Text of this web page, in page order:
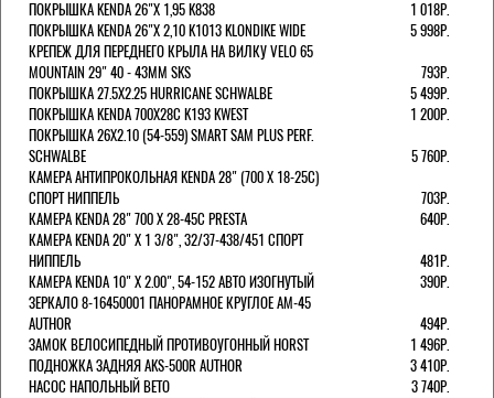
ПОКРЫШКА KENDA 26"Х 1,95 K838
1 018Р.
ПОКРЫШКА KENDA 26"Х 2,10 K1013 KLONDIKE WIDE
5 998Р.
КРЕПЕЖ ДЛЯ ПЕРЕДНЕГО КРЫЛА НА ВИЛКУ VELO 65
MOUNTAIN 29" 40 - 43ММ SKS
793Р.
ПОКРЫШКА 27.5X2.25 HURRICANE SCHWALBE
5 499Р.
ПОКРЫШКА KENDA 700Х28С K193 KWEST
1 200Р.
ПОКРЫШКА 26X2.10 (54-559) SMART SAM PLUS PERF.
SCHWALBE
5 760Р.
КАМЕРА АНТИПРОКОЛЬНАЯ KENDA 28" (700 Х 18-25C)
СПОРТ НИППЕЛЬ
703Р.
КАМЕРА KENDA 28" 700 Х 28-45С PRESTA
640Р.
КАМЕРА KENDA 20" Х 1 3/8", 32/37-438/451 СПОРТ
НИППЕЛЬ
481Р.
КАМЕРА KENDA 10" Х 2.00", 54-152 АВТО ИЗОГНУТЫЙ
390Р.
ЗЕРКАЛО 8-16450001 ПАНОРАМНОЕ КРУГЛОЕ AM-45
AUTHOR
494Р.
ЗАМОК ВЕЛОСИПЕДНЫЙ ПРОТИВОУГОННЫЙ HORST
1 496Р.
ПОДНОЖКА ЗАДНЯЯ AKS-500R AUTHOR
3 410Р.
НАСОС НАПОЛЬНЫЙ BETO
3 740Р.